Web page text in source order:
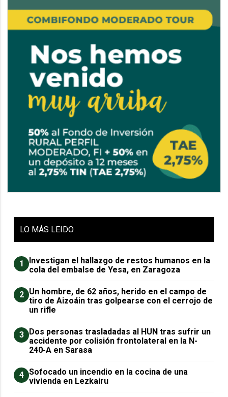
LO MÁS LEIDO
1
Investigan el hallazgo de restos humanos en la
cola del embalse de Yesa, en Zaragoza
2 Un hombre, de 62 años, herido en el campo de
tiro de Aizoáin tras golpearse con el cerrojo de
un rifle
3 ​Dos personas trasladadas al HUN tras sufrir un
accidente por colisión frontolateral en la N-
240-A en Sarasa
4 Sofocado un incendio en la cocina de una
vivienda en Lezkairu